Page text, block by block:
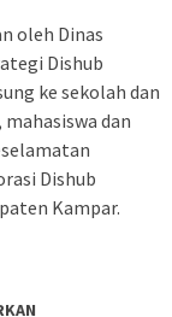
oleh Dinas
Dishub
ke sekolah dan
dan
Dishub
Kampar.